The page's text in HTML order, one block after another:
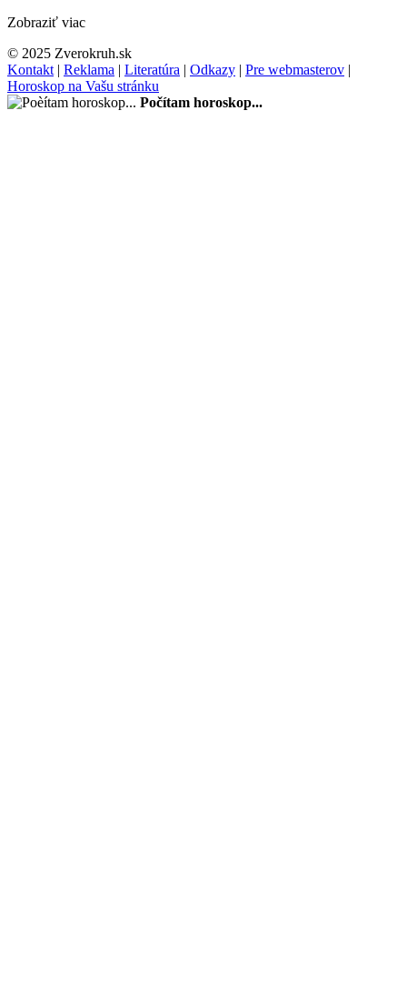
Zobraziť viac
© 2025 Zverokruh.sk
Kontakt | Reklama | Literatúra | Odkazy | Pre webmasterov |
Horoskop na Vašu stránku
Počítam horoskop...